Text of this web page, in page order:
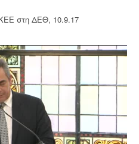
στη ΔΕΘ, 10.9.17